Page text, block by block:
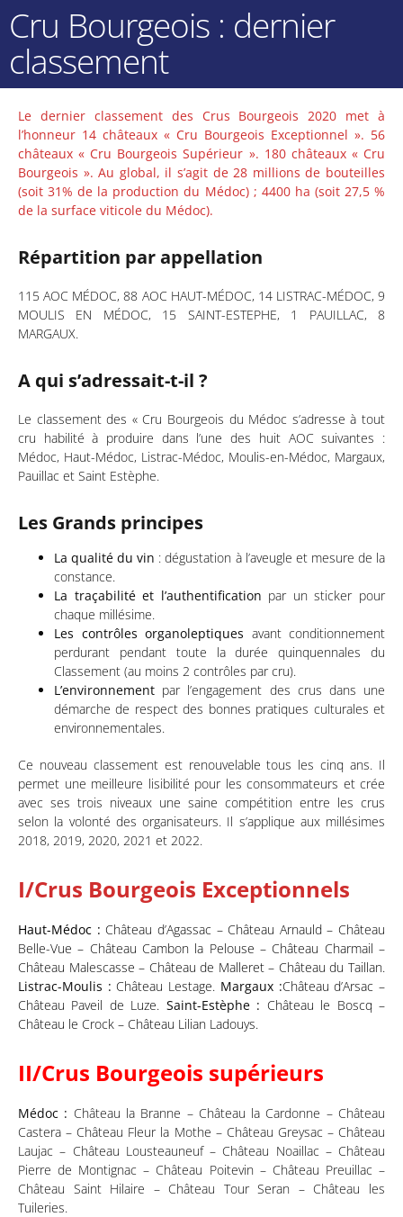
Cru Bourgeois : dernier
classement
Le dernier classement des Crus Bourgeois 2020 met à
l’honneur 14 châteaux « Cru Bourgeois Exceptionnel ». 56
châteaux « Cru Bourgeois Supérieur ». 180 châteaux « Cru
Bourgeois ». Au global, il s’agit de 28 millions de bouteilles
(soit 31% de la production du Médoc) ; 4400 ha (soit 27,5 %
de la surface viticole du Médoc).
Répartition par appellation
115 AOC MÉDOC, 88 AOC HAUT-MÉDOC, 14 LISTRAC-MÉDOC, 9
MOULIS EN MÉDOC, 15 SAINT-ESTEPHE, 1 PAUILLAC, 8
MARGAUX.
A qui s’adressait-t-il ?
Le classement des « Cru Bourgeois du Médoc s’adresse à tout
cru habilité à produire dans l’une des huit AOC suivantes :
Médoc, Haut-Médoc, Listrac-Médoc, Moulis-en-Médoc, Margaux,
Pauillac et Saint Estèphe.
Les Grands principes
La qualité du vin : dégustation à l’aveugle et mesure de la
constance.
La traçabilité et l’authentification par un sticker pour
chaque millésime.
Les contrôles organoleptiques avant conditionnement
perdurant pendant toute la durée quinquennales du
Classement (au moins 2 contrôles par cru).
L’environnement par l’engagement des crus dans une
démarche de respect des bonnes pratiques culturales et
environnementales.
Ce nouveau classement est renouvelable tous les cinq ans. Il
permet une meilleure lisibilité pour les consommateurs et crée
avec ses trois niveaux une saine compétition entre les crus
selon la volonté des organisateurs. Il s’applique aux millésimes
2018, 2019, 2020, 2021 et 2022.
I/Crus Bourgeois Exceptionnels
Haut-Médoc : Château d’Agassac – Château Arnauld – Château
Belle-Vue – Château Cambon la Pelouse – Château Charmail –
Château Malescasse – Château de Malleret – Château du Taillan.
Listrac-Moulis : Château Lestage. Margaux :Château d’Arsac –
Château Paveil de Luze. Saint-Estèphe : Château le Boscq –
Château le Crock – Château Lilian Ladouys.
II/Crus Bourgeois supérieurs
Médoc : Château la Branne – Château la Cardonne – Château
Castera – Château Fleur la Mothe – Château Greysac – Château
Laujac – Château Lousteauneuf – Château Noaillac – Château
Pierre de Montignac – Château Poitevin – Château Preuillac –
Château Saint Hilaire – Château Tour Seran – Château les
Tuileries.